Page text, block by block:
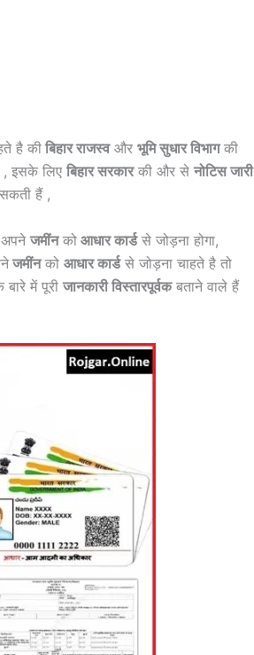
है कीबिहार राजस्वऔर भूमि सुधार विभागकी
, इसके लिए बिहार सरकारकी और से नोटिस जारी
हैं ,
जमींनको आधार कार्डसे जोड़ना होगा,
जमींनको आधार कार्डसे जोड़ना चाहते है तो
में पूरी जानकारी विस्तारपूर्वकबताने वाले हैं